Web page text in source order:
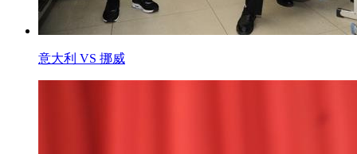
意大利 VS 挪威